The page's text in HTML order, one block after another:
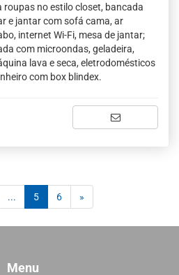
no estilo closet, bancada
e jantar com sofá cama, ar
internet Wi-Fi, mesa de jantar;
com microondas, geladeira,
lava e seca, eletrodomésticos
com box blindex.
... 5(current)
6 »
Menu